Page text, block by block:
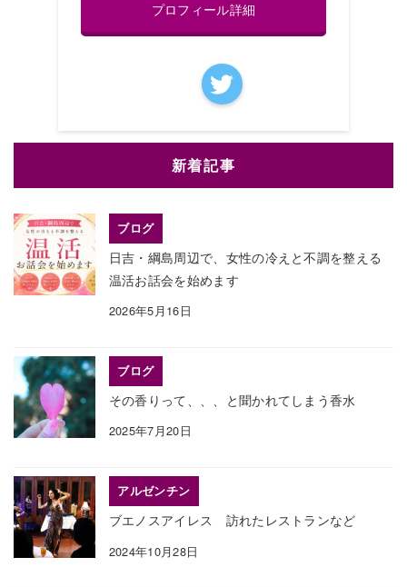
プロフィール詳細
新着記事
ブログ
日吉・綱島周辺で、女性の冷えと不調を整える
温活お話会を始めます
2026年5月16日
ブログ
その香りって、、、と聞かれてしまう香水
2025年7月20日
アルゼンチン
ブエノスアイレス 訪れたレストランなど
2024年10月28日